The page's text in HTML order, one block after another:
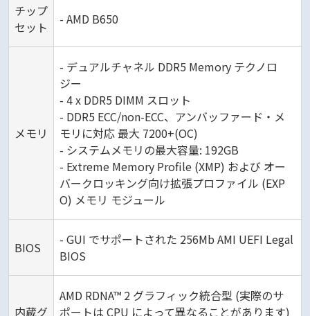
チップ
セット
- AMD B650
メモリ
- デュアルチャネル DDR5 Memory テクノロ
ジー
- 4 x DDR5 DIMM スロット
- DDR5 ECC/non-ECC、アンバッファード・メ
モリに対応 最大 7200+(OC)
- システムメモリの最大容量: 192GB
- Extreme Memory Profile (XMP) および オー
バークロッキング向け拡張プロファイル (EXP
O) メモリ モジュール
BIOS
- GUI でサポートされた 256Mb AMI UEFI Legal
BIOS
内蔵グ
AMD RDNA™ 2 グラフィック統合型 (実際のサ
ポートは CPU によって異なることがあります)